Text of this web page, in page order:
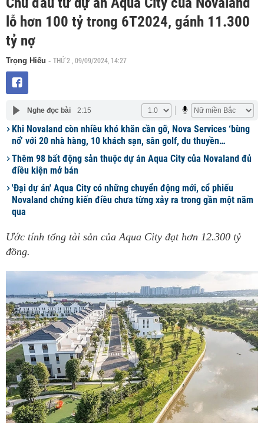
lỗ hơn 100 tỷ trong 6T2024, gánh 11.300
tỷ nợ
Trọng Hiếu - THỨ 2 , 09/09/2024, 14:27
Nghe đọc bài 2:15
Khi Novaland còn nhiều khó khăn cần gỡ, Nova Services ‘bùng
nổ’ với 20 nhà hàng, 10 khách sạn, sân golf, du thuyền…
Thêm 98 bất động sản thuộc dự án Aqua City của Novaland đủ
điều kiện mở bán
'Đại dự án' Aqua City có những chuyển động mới, cổ phiếu
Novaland chứng kiến điều chưa từng xảy ra trong gần một năm
qua
Ước tính tổng tài sản của Aqua City đạt hơn 12.300 tỷ
đồng.